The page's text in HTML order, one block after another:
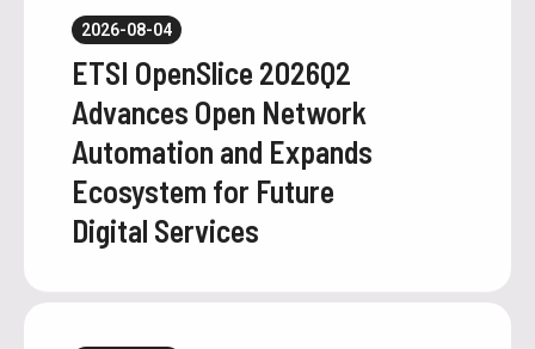
ETSI OpenSlice 2026Q2
Advances Open Network
Automation and Expands
Ecosystem for Future
Digital Services
2026-08-04